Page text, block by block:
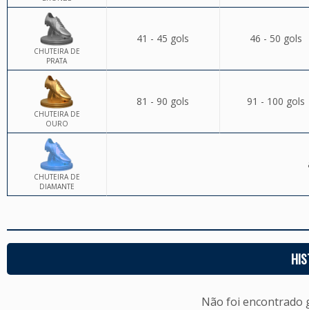
CHUTEIRA DE
PRATA
41 - 45 gols 46 - 50 gols
CHUTEIRA DE
OURO
81 - 90 gols 91 - 100 gols
CHUTEIRA DE
DIAMANTE
Não foi encontrado